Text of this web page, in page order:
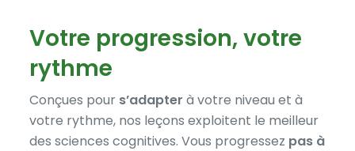
Votre progression, votre
rythme
Conçues pour s’adapter à votre niveau et à
votre rythme, nos leçons exploitent le meilleur
des sciences cognitives. Vous progressez pas à